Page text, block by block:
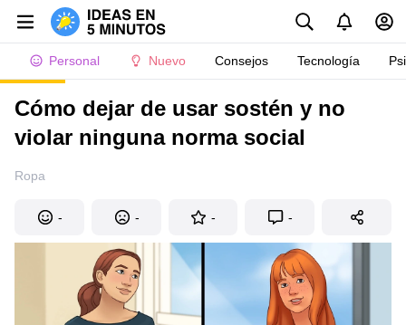
Personal Nuevo Consejos Tecnología
Cómo dejar de usar sostén y no
violar ninguna norma social
Ropa
- - - -